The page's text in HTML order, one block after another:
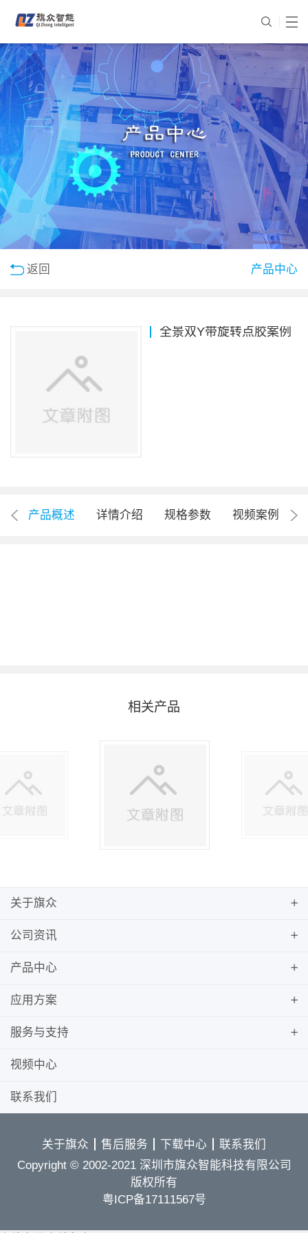
返回 产品中心
全景双Y带旋转点胶案例
产品概述 详情介绍 规格参数 视频案例
相关产品
关于旗众
公司资讯
产品中心
应用方案
服务与支持
视频中心
联系我们
关于旗众 售后服务 下载中心
联系我们
Copyright © 2002-2021 深圳市旗众智能科技有限公司
版权所有
粤ICP备17111567号